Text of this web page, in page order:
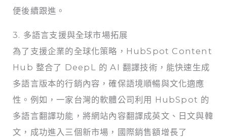
便後續跟進。
3. 多語言支援與全球市場拓展
為了支援企業的全球化策略，HubSpot Content
Hub 整合了 DeepL 的 AI 翻譯技術，能快速生成
多語言版本的行銷內容，確保語境順暢與文化適應
性。例如，一家台灣的軟體公司利用 HubSpot 的
多語言翻譯功能，將網站內容翻譯成英文、日文與韓
文，成功進入三個新市場，國際銷售額增長了